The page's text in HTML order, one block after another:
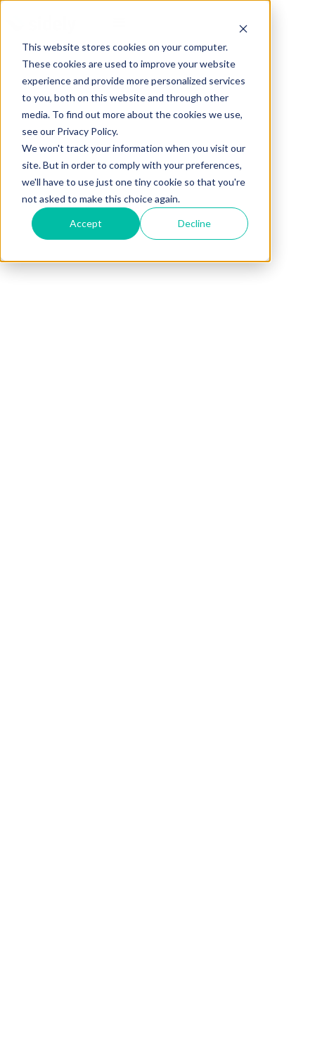
This website stores cookies on your computer.
These cookies are used to improve your website
experience and provide more personalized services
to you, both on this website and through other
media. To find out more about the cookies we use,
see our Privacy Policy.
We won't track your information when you visit our
site. But in order to comply with your preferences,
we'll have to use just one tiny cookie so that you're
not asked to make this choice again.
Accept Decline